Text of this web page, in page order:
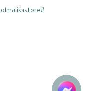
#coolmalikastore